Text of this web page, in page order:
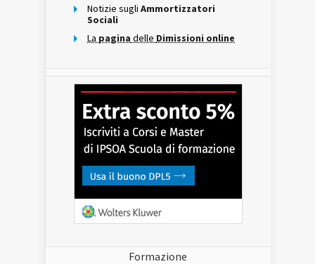
Notizie sugli Ammortizzatori
Sociali
La pagina delle Dimissioni online
Formazione